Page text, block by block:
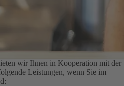
wir Ihnen in Kooperation mit der
Leistungen, wenn Sie im